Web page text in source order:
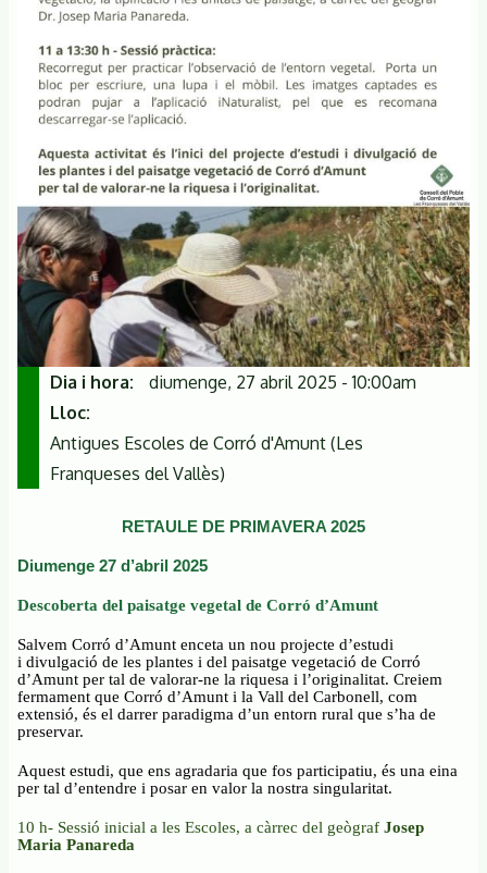
Dia i hora
diumenge, 27 abril 2025 - 10:00am
Lloc
Antigues Escoles de Corró d'Amunt (Les
Franqueses del Vallès)
RETAULE DE PRIMAVERA 2025
Diumenge 27 d’abril 2025
Descoberta del paisatge vegetal de Corró d’Amunt
Salvem Corró d’Amunt enceta un nou projecte d’estudi
i divulgació de les plantes i del paisatge vegetació de Corró
d’Amunt per tal de valorar-ne la riquesa i l’originalitat. Creiem
fermament que Corró d’Amunt i la Vall del Carbonell, com
extensió, és el darrer paradigma d’un entorn rural que s’ha de
preservar.
Aquest estudi, que ens agradaria que fos participatiu, és una eina
per tal d’entendre i posar en valor la nostra singularitat.
10 h- Sessió inicial a les Escoles, a càrrec del geògraf Josep
Maria Panareda